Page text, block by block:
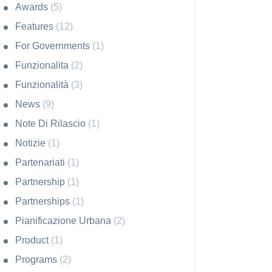
Awards (5)
Features (12)
For Governments (1)
Funzionalita (2)
Funzionalità (3)
News (9)
Note Di Rilascio (1)
Notizie (1)
Partenariati (1)
Partnership (1)
Partnerships (1)
Pianificazione Urbana (2)
Product (1)
Programs (2)